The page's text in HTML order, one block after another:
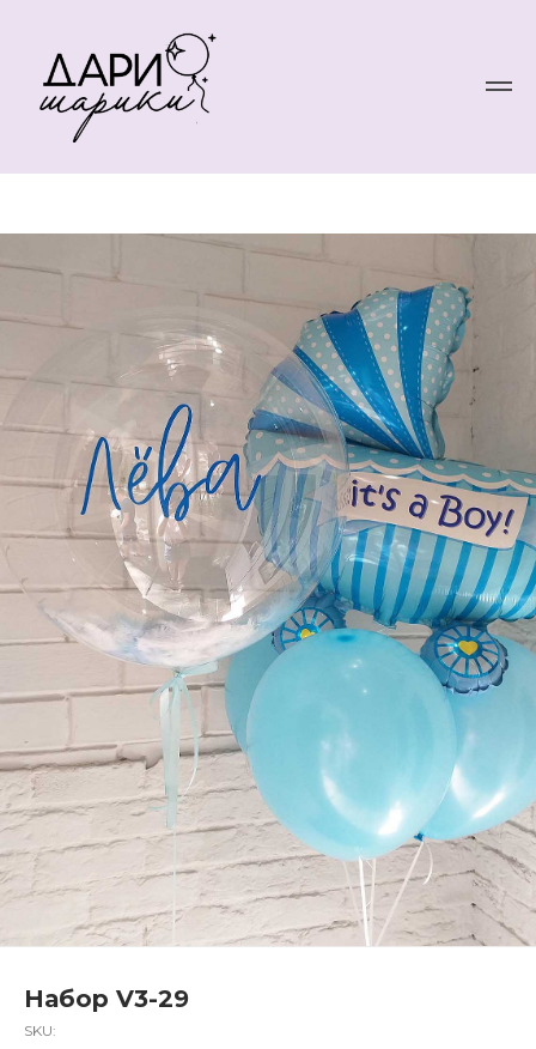
Набор V3-29
SKU: